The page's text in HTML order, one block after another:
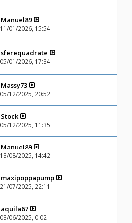
Manuel89
11/01/2026, 15:54
sferequadrate
05/01/2026, 17:34
Massy73
05/12/2025, 20:52
Stock
05/12/2025, 11:35
Manuel89
13/08/2025, 14:42
maxipoppapump
21/07/2025, 22:11
aquila67
03/06/2025, 0:02